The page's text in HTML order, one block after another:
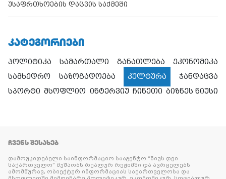
უსაფრთხოების დაცვის საქმეში
ᲙᲐᲢᲔᲒᲝᲠᲘᲔᲑᲘ
პოლიტიკა სამართალი განათლება
ეკონომიკა
სამხედრო
საზოგადოება კულტურა
ჯანდაცვა
სპორტი მსოფლიო ინტერვიუ ჩინეთი ბიზნეს ნიუსი
ᲩᲕᲔᲜᲡ ᲨᲔᲡᲐᲮᲔᲑ
დამოუკიდებელი საინფორმაციო სააგენტო “ნიუს დეი
საქართველო” მუშაობს რეალურ რეჟიმში და ავრცელებს
ამომწურავ, ობიექტურ ინფორმაციას საქართველოსა და